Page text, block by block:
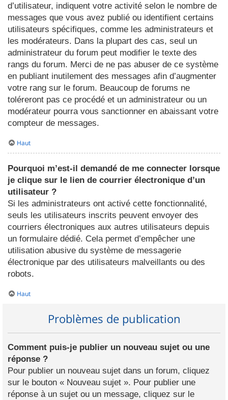
d’utilisateur, indiquent votre activité selon le nombre de
messages que vous avez publié ou identifient certains
utilisateurs spécifiques, comme les administrateurs et
les modérateurs. Dans la plupart des cas, seul un
administrateur du forum peut modifier le texte des
rangs du forum. Merci de ne pas abuser de ce système
en publiant inutilement des messages afin d’augmenter
votre rang sur le forum. Beaucoup de forums ne
toléreront pas ce procédé et un administrateur ou un
modérateur pourra vous sanctionner en abaissant votre
compteur de messages.
Haut
Pourquoi m’est-il demandé de me connecter lorsque
je clique sur le lien de courrier électronique d’un
utilisateur ?
Si les administrateurs ont activé cette fonctionnalité,
seuls les utilisateurs inscrits peuvent envoyer des
courriers électroniques aux autres utilisateurs depuis
un formulaire dédié. Cela permet d’empêcher une
utilisation abusive du système de messagerie
électronique par des utilisateurs malveillants ou des
robots.
Haut
Problèmes de publication
Comment puis-je publier un nouveau sujet ou une
réponse ?
Pour publier un nouveau sujet dans un forum, cliquez
sur le bouton « Nouveau sujet ». Pour publier une
réponse à un sujet ou un message, cliquez sur le